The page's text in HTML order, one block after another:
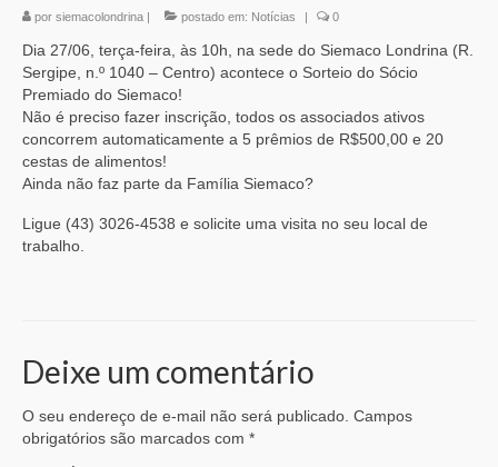
por siemacolondrina | postado em: Notícias | 0
Dia 27/06, terça-feira, às 10h, na sede do Siemaco Londrina (R.
Sergipe, n.º 1040 – Centro) acontece o Sorteio do Sócio
Premiado do Siemaco!
Não é preciso fazer inscrição, todos os associados ativos
concorrem automaticamente a 5 prêmios de R$500,00 e 20
cestas de alimentos!
Ainda não faz parte da Família Siemaco?
Ligue (43) 3026-4538 e solicite uma visita no seu local de
trabalho.
Deixe um comentário
O seu endereço de e-mail não será publicado. Campos
obrigatórios são marcados com *